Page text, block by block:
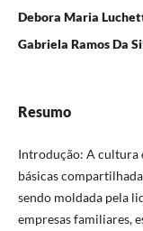
Debora Maria
Gabriela Ramos Da
Resumo
Introdução: A cultura
básicas
sendo moldada pela
empresas familiares,